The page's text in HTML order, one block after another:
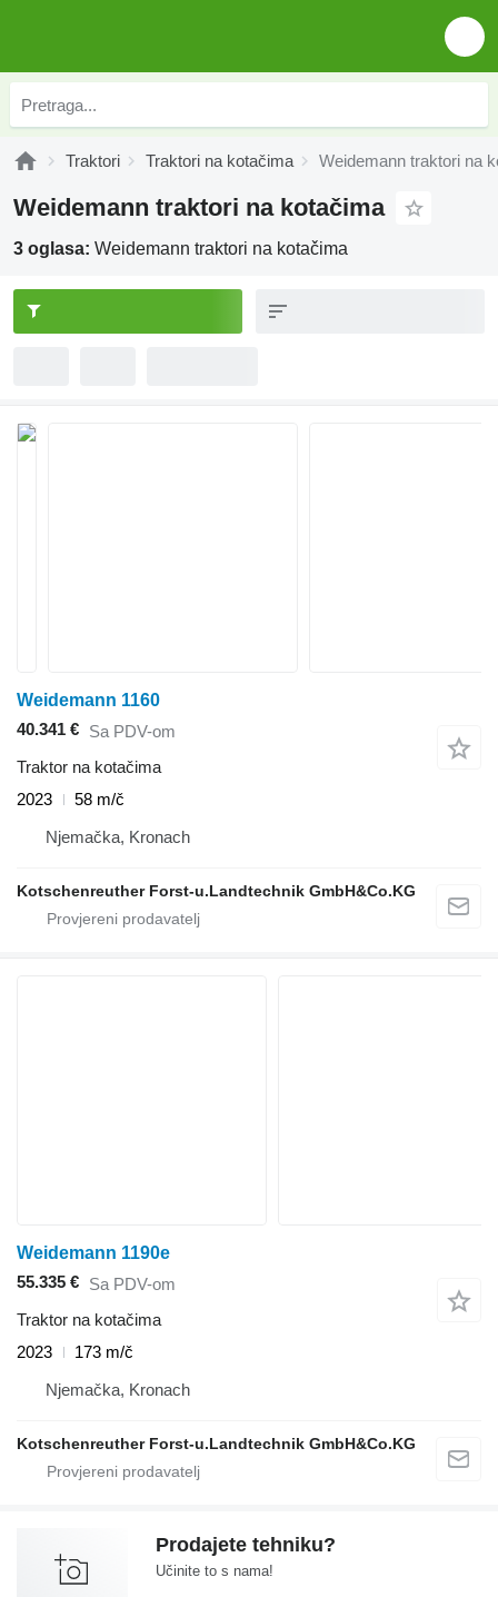
Traktori Traktori na kotačima Weidemann traktori na
Weidemann traktori na kotačima
3 oglasa: Weidemann traktori na kotačima
Weidemann 1160
40.341 € Sa PDV-om
Traktor na kotačima
2023
58 m/č
Njemačka, Kronach
Kotschenreuther Forst-u.Landtechnik GmbH&Co.KG
Weidemann 1190e
55.335 € Sa PDV-om
Traktor na kotačima
2023
173 m/č
Njemačka, Kronach
Kotschenreuther Forst-u.Landtechnik GmbH&Co.KG
Prodajete tehniku?
Učinite to s nama!